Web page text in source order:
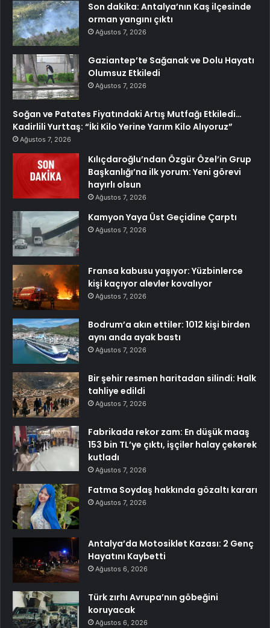
Son dakika: Antalya’nın Kaş ilçesinde
orman yangını çıktı
Ağustos 7, 2026
Gaziantep’te Sağanak ve Dolu Hayatı
Olumsuz Etkiledi
Ağustos 7, 2026
Soğan ve Patates Fiyatındaki Artış Mutfağı Etkiledi…
Kadirlili Yurttaş: “İki Kilo Yerine Yarım Kilo Alıyoruz”
Ağustos 7, 2026
Kılıçdaroğlu’ndan Özgür Özel’in Grup
Başkanlığı’na ilk yorum: Yeni görevi
hayırlı olsun
Ağustos 7, 2026
Kamyon Yaya Üst Geçidine Çarptı
Ağustos 7, 2026
Fransa kabusu yaşıyor: Yüzbinlerce
kişi kaçıyor alevler kovalıyor
Ağustos 7, 2026
Bodrum’a akın ettiler: 1012 kişi birden
aynı anda ayak bastı
Ağustos 7, 2026
Bir şehir resmen haritadan silindi: Halk
tahliye edildi
Ağustos 7, 2026
Fabrikada rekor zam: En düşük maaş
153 bin TL’ye çıktı, işçiler halay çekerek
kutladı
Ağustos 7, 2026
Fatma Soydaş hakkında gözaltı kararı
Ağustos 7, 2026
Antalya’da Motosiklet Kazası: 2 Genç
Hayatını Kaybetti
Ağustos 6, 2026
Türk zırhı Avrupa’nın göbeğini
koruyacak
Ağustos 6, 2026